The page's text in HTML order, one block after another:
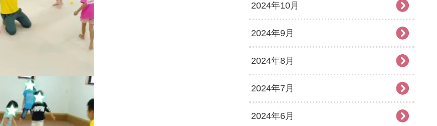
2024年10月
2024年9月
2024年8月
2024年7月
2024年6月